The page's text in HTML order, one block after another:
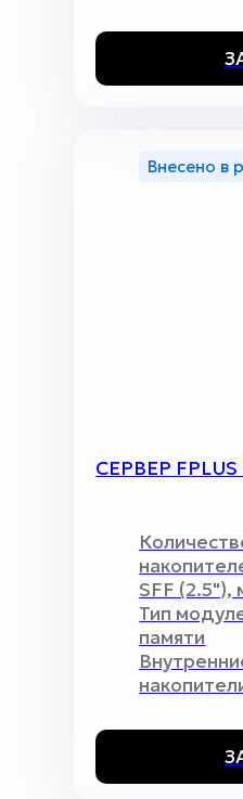
Внесено в
СЕРВЕР
SFF (2.5"),
Тип
памяти